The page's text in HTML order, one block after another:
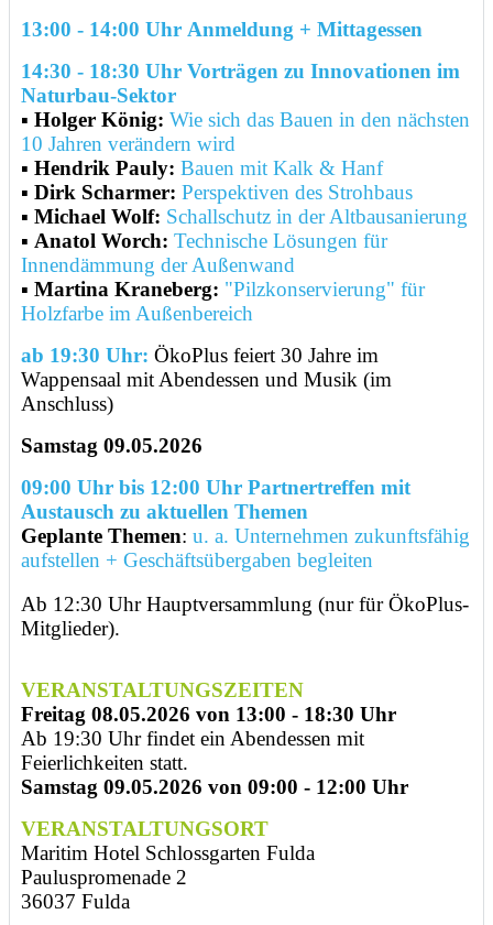
13:00 - 14:00 Uhr Anmeldung + Mittagessen
14:30 - 18:30 Uhr Vorträgen zu Innovationen im
Naturbau-Sektor
▪ Holger König: Wie sich das Bauen in den nächsten
10 Jahren verändern wird
▪ Hendrik Pauly: Bauen mit Kalk & Hanf
▪ Dirk Scharmer: Perspektiven des Strohbaus
▪ Michael Wolf: Schallschutz in der Altbausanierung
▪ Anatol Worch: Technische Lösungen für
Innendämmung der Außenwand
▪ Martina Kraneberg: "Pilzkonservierung" für
Holzfarbe im Außenbereich
ab 19:30 Uhr: ÖkoPlus feiert 30 Jahre im
Wappensaal mit Abendessen und Musik (im
Anschluss)
Samstag 09.05.2026
09:00 Uhr bis 12:00 Uhr Partnertreffen mit
Austausch zu aktuellen Themen
Geplante Themen: u. a. Unternehmen zukunftsfähig
aufstellen + Geschäftsübergaben begleiten
Ab 12:30 Uhr Hauptversammlung (nur für ÖkoPlus-
Mitglieder).
VERANSTALTUNGSZEITEN
Freitag 08.05.2026 von 13:00 - 18:30 Uhr
Ab 19:30 Uhr findet ein Abendessen mit
Feierlichkeiten statt.
Samstag 09.05.2026 von 09:00 - 12:00 Uhr
VERANSTALTUNGSORT
Maritim Hotel Schlossgarten Fulda
Pauluspromenade 2
36037 Fulda